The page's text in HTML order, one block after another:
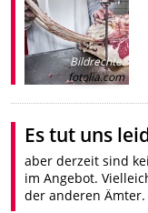
Bildrechte:
fotolia.com
Es tut uns
aber derzeit sind
im Angebot.
der anderen Ämter.